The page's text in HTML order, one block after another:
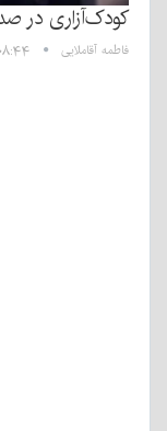
کودک‌آزاری در
فاطمه آقاملایی ۰۸:۴۴ - ۲ بهمن ۱۴۰۳